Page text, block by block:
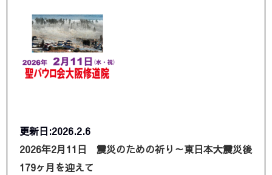
更新日:2026.2.6
2026年2月11日 震災のための祈り～東日本大震災後
179ヶ月を迎えて